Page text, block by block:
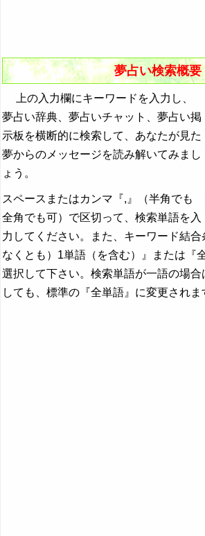
夢占い検索概要
上の入力欄にキーワードを入力し、
夢占い辞典、夢占いチャット、夢占い掲
示板を横断的に検索して、あなたが見た
夢からのメッセージを読み解いてみまし
ょう。
スペースまたはカンマ『,』（半角でも
全角でも可）で区切って、検索単語を入
力してください。また、キーワード結
なくとも）1単語（を含む）』または『
選択して下さい。検索単語が一語の場
しても、標準の『全単語』に変更されま